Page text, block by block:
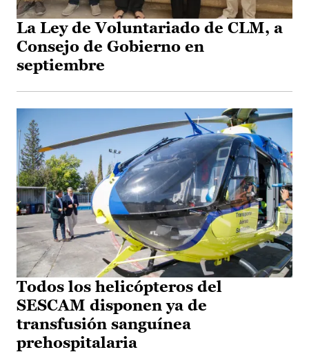
La Ley de Voluntariado de CLM, a
Consejo de Gobierno en
septiembre
Todos los helicópteros del
SESCAM disponen ya de
transfusión sanguínea
prehospitalaria